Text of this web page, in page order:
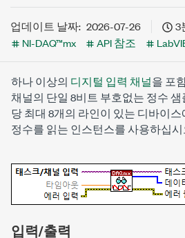
업데이트 날짜: 2026-07-26
3
NI-DAQ™mx
API 참조
하나 이상의 디지털 입력 채널을 포
채널의 단일 8비트 부호없는 정수
당 최대 8개의 라인이 있는 디바이
정수를 읽는 인스턴스를 사용하십시
입력/출력